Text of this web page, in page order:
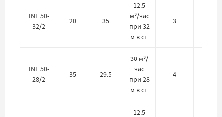
INL 50-
32/2
20 35
12.5
м³/час
при 32
м.в.ст.
3
INL 50-
28/2
35 29.5
30 м³/
час
при 28
м.в.ст.
4
12.5